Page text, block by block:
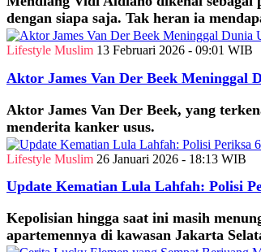
dengan siapa saja. Tak heran ia
Lifestyle Muslim 13 Februari 2026 - 09:01 WIB
Aktor James Van Der Beek Meninggal
Aktor James Van Der Beek, yang
menderita kanker usus.
Lifestyle Muslim 26 Januari 2026 - 18:13 WIB
Update Kematian Lula Lahfah: Polisi
Kepolisian hingga saat ini masih
apartemennya di kawasan Jakarta